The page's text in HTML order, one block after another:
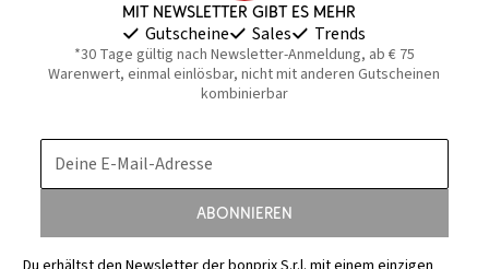
Mit Newsletter gibt es mehr
Gutscheine Sales Trends
*30 Tage gültig nach Newsletter-Anmeldung, ab € 75
Warenwert, einmal einlösbar, nicht mit anderen Gutscheinen
kombinierbar
Deine E-Mail-Adresse
Abonnieren